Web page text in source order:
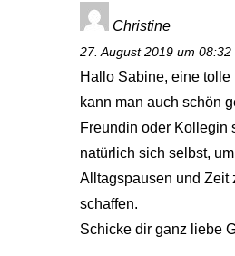
Christine
27. August 2019 um 08:32
Hallo Sabine, eine
kann man auch schön
Freundin oder Kollegin
natürlich sich selbst,
Alltagspausen und Zeit
schaffen.
Schicke dir ganz liebe